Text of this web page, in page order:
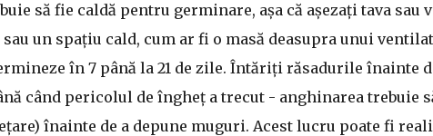
să fie caldă pentru germinare, așa că așezați tava sau
un spațiu cald, cum ar fi o masă deasupra unui
în 7 până la 21 de zile. Întăriți răsadurile înainte
când pericolul de îngheț a trecut - anghinarea trebuie
înainte de a depune muguri. Acest lucru poate fi